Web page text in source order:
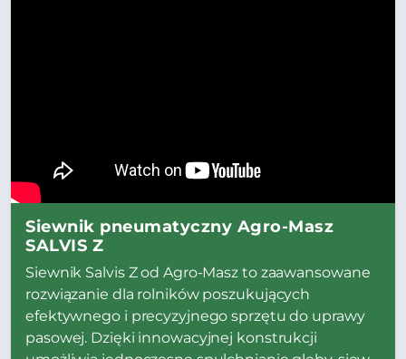
Siewnik pneumatyczny Agro-Masz
SALVIS Z
Siewnik Salvis Z od Agro-Masz to zaawansowane
rozwiązanie dla rolników poszukujących
efektywnego i precyzyjnego sprzętu do uprawy
pasowej. Dzięki innowacyjnej konstrukcji